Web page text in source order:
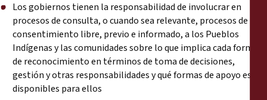
Los gobiernos tienen la responsabilidad de involucrar en
procesos de consulta, o cuando sea relevante, procesos de
consentimiento libre, previo e informado, a los Pueblos
Indígenas y las comunidades sobre lo que implica cada forma
de reconocimiento en términos de toma de decisiones,
gestión y otras responsabilidades y qué formas de apoyo están
disponibles para ellos